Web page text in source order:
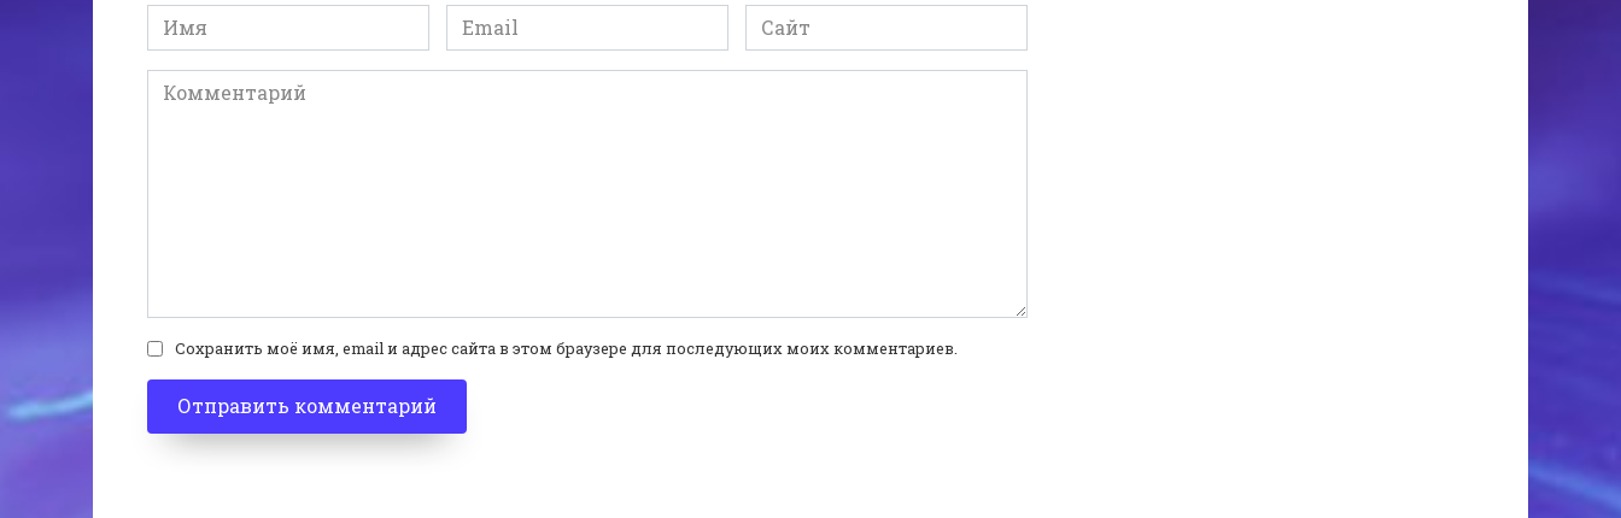
Имя
*
Email
*
Сайт
Комментарий
Сохранить моё имя, email и адрес сайта в этом браузере для последующих моих комментариев.